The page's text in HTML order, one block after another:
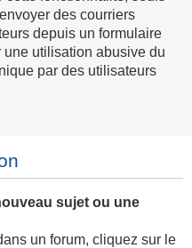
des courriers
depuis un formulaire
une utilisation abusive du
par des utilisateurs
sujet ou une
un forum, cliquez sur le